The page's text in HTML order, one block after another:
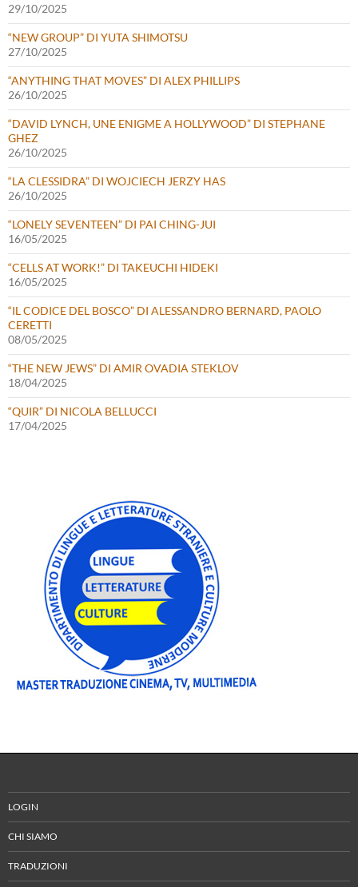
29/10/2025
“NEW GROUP” DI YUTA SHIMOTSU
27/10/2025
“ANYTHING THAT MOVES” DI ALEX PHILLIPS
26/10/2025
“DAVID LYNCH, UNE ENIGME A HOLLYWOOD” DI STEPHANE
GHEZ
26/10/2025
“LA CLESSIDRA” DI WOJCIECH JERZY HAS
26/10/2025
“LONELY SEVENTEEN” DI PAI CHING-JUI
16/05/2025
“CELLS AT WORK!” DI TAKEUCHI HIDEKI
16/05/2025
“IL CODICE DEL BOSCO” DI ALESSANDRO BERNARD, PAOLO
CERETTI
08/05/2025
“THE NEW JEWS” DI AMIR OVADIA STEKLOV
18/04/2025
“QUIR” DI NICOLA BELLUCCI
17/04/2025
LOGIN
CHI SIAMO
TRADUZIONI